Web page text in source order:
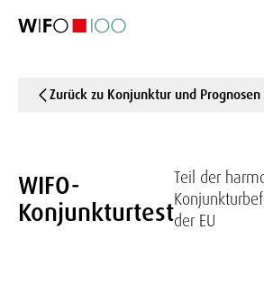
Zurück zu Konjunktur und Prognosen
WIFO-
Konjunkturtest
Teil der
der EU